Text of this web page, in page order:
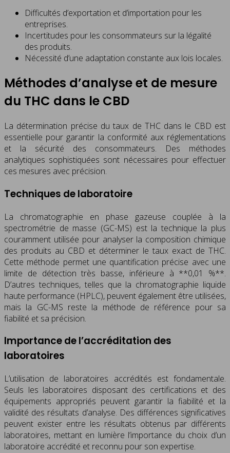
Difficultés d’exportation et d’importation pour les
entreprises.
Incertitudes pour les consommateurs sur la légalité
des produits.
Nécessité d’une adaptation constante aux lois locales.
Méthodes d’analyse et de mesure
du THC dans le CBD
La détermination précise du taux de THC dans le CBD est
essentielle pour garantir la conformité aux réglementations
et la sécurité des consommateurs. Des méthodes
analytiques sophistiquées sont nécessaires pour effectuer
ces mesures avec précision.
Techniques de laboratoire
La chromatographie en phase gazeuse couplée à la
spectrométrie de masse (GC-MS) est la technique la plus
couramment utilisée pour analyser la composition chimique
des produits au CBD et déterminer le taux exact de THC.
Cette méthode permet une quantification précise avec une
limite de détection très basse, inférieure à **0,01 %**.
D’autres techniques, telles que la chromatographie liquide
haute performance (HPLC), peuvent également être utilisées,
mais la GC-MS reste la méthode de référence pour sa
fiabilité et sa précision.
Importance de l’accréditation des
laboratoires
L’utilisation de laboratoires accrédités est fondamentale.
Seuls les laboratoires disposant des certifications et des
équipements appropriés peuvent garantir la fiabilité et la
validité des résultats d’analyse. Des différences significatives
peuvent exister entre les résultats obtenus par différents
laboratoires, mettant en lumière l’importance du choix d’un
laboratoire accrédité et reconnu pour son expertise.